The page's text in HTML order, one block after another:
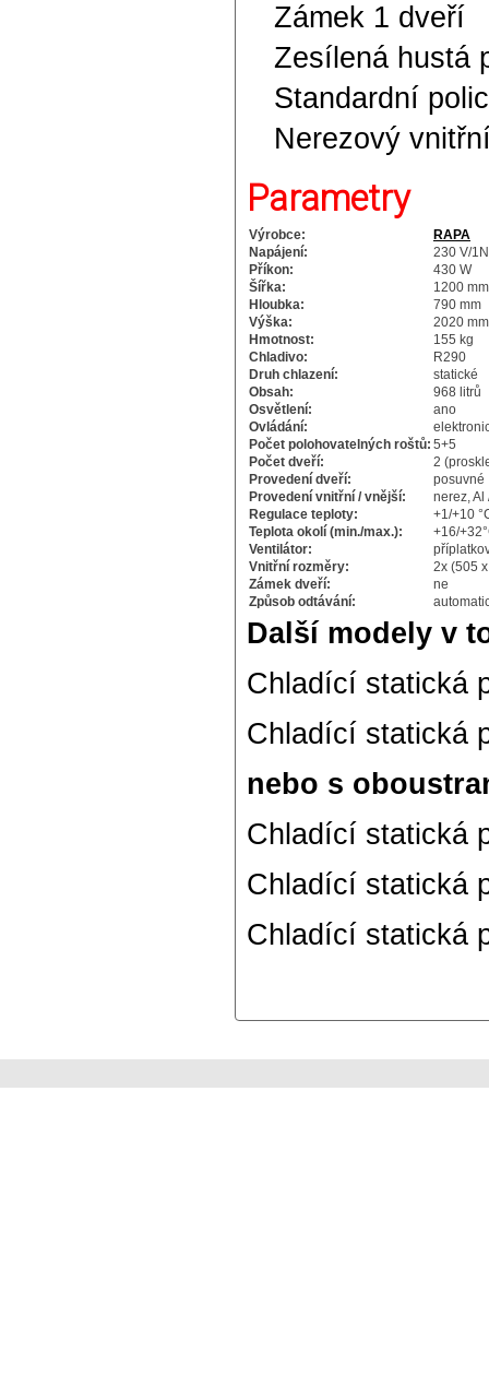
Zámek 1 dveří
Zesílená hustá
Standardní
Nerezový
Parametry
Výrobce:
RAPA
Napájení:
230 V/
Příkon:
430 W
Šířka:
1200 mm
Hloubka:
790 mm
Výška:
2020 mm
Hmotnost:
155 kg
Chladivo:
R290
Druh chlazení:
statické
Obsah:
968 litrů
Osvětlení:
ano
Ovládání:
Počet polohovatelných roštů: 5+5
Počet dveří:
2
Provedení dveří:
posuvné
Provedení vnitřní / vnější:
nerez, Al
Regulace teploty:
+1/+10
Teplota okolí (min./max.):
+16/
Ventilátor:
Vnitřní rozměry:
2x (505
Zámek dveří:
ne
Způsob odtávání:
Další modely v
Chladící statická
Chladící statická
nebo s
Chladící statická
Chladící statická
Chladící statická